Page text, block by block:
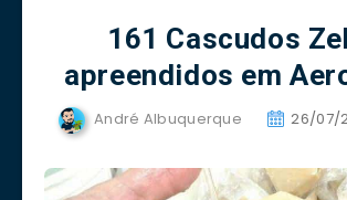
161 Cascudos
apreendidos em
André Albuquerque 26/07/